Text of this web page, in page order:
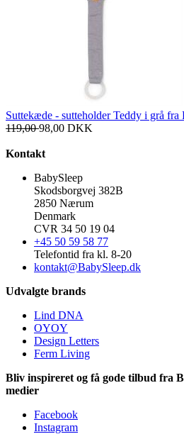
Suttekæde - sutteholder Teddy i grå fra
119,0098,00 DKK
Kontakt
BabySleep
Skodsborgvej 382B
2850 Nærum
Denmark
CVR 34 50 19 04
+45 50 59 58 77
Telefontid fra kl. 8-20
kontakt@BabySleep.dk
Udvalgte brands
Lind DNA
OYOY
Design Letters
Ferm Living
Bliv inspireret og få gode tilbud fra
medier
Facebook
Instagram